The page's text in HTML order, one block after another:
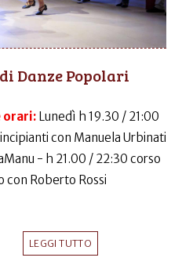
Danze Popolari
orari: Lunedì h 19.30 / 21:00
con Manuela Urbinati
- h 21.00 / 22:30 corso
con Roberto Rossi
LEGGI TUTTO